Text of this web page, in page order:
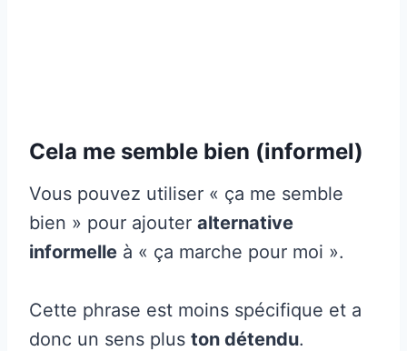
Cela me semble bien (informel)
Vous pouvez utiliser « ça me semble
bien » pour ajouter alternative
informelle à « ça marche pour moi ».
Cette phrase est moins spécifique et a
donc un sens plus ton détendu.